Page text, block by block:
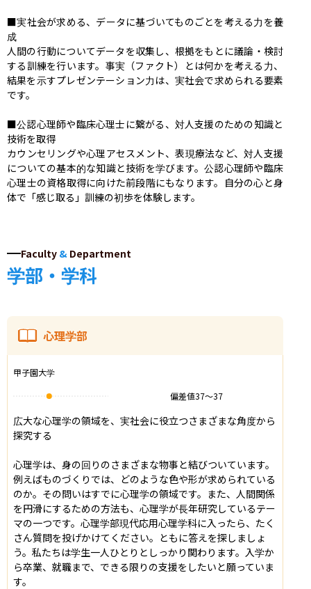
■実社会が求める、データに基づいてものごとを考える力を養
成
人間の行動についてデータを収集し、根拠をもとに議論・検討
する訓練を行います。事実（ファクト）とは何かを考える力、
結果を示すプレゼンテーション力は、実社会で求められる要素
です。
■公認心理師や臨床心理士に繋がる、対人支援のための知識と
技術を取得
カウンセリングや心理アセスメント、表現療法など、対人支援
についての基本的な知識と技術を学びます。公認心理師や臨床
心理士の資格取得に向けた前段階にもなります。自分の心と身
体で「感じ取る」訓練の初歩を体験します。
Faculty & Department
学部・学科
心理学部
甲子園大学
偏差値37〜37
広大な心理学の領域を、実社会に役立つさまざまな角度から
探究する
心理学は、身の回りのさまざまな物事と結びついています。
例えばものづくりでは、どのような色や形が求められている
のか。その問いはすでに心理学の領域です。また、人間関係
を円滑にするための方法も、心理学が長年研究しているテー
マの一つです。心理学部現代応用心理学科に入ったら、たく
さん質問を投げかけてください。ともに答えを探しましょ
う。私たちは学生一人ひとりとしっかり関わります。入学か
ら卒業、就職まで、できる限りの支援をしたいと願っていま
す。